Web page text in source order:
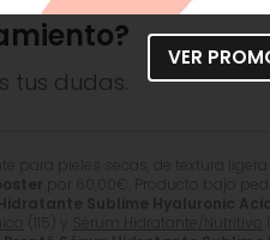
tus dudas.
VER